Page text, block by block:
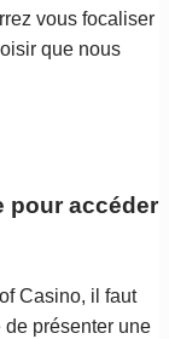
vous focaliser
que nous
pour accéder
Casino, il faut
présenter une